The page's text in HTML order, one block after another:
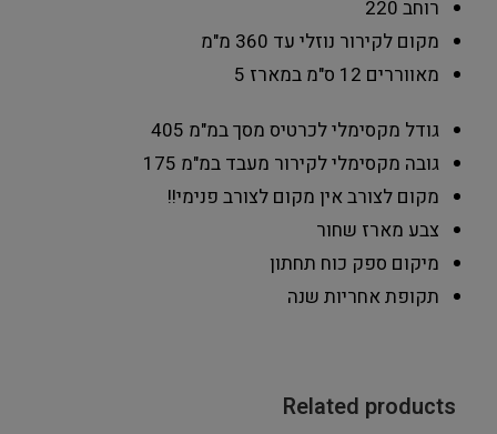
רוחב 220
מקום לקירור נוזלי עד 360 מ"מ
מאווררים 12 ס"מ במארז
5
גודל מקסימלי לכרטיס מסך במ"מ 405
גובה מקסימלי לקירור מעבד במ"מ 175
מקום לצורבאין מקום לצורב פנימי!!
צבע מארז שחור
מיקום ספק כוח תחתון
תקופת אחריות שנה
Related products